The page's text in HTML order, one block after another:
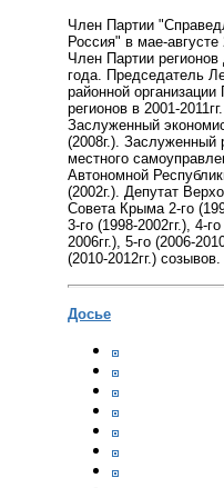
Член Партии
Россия" в мае-августе
Член Партии регионов
года. Председатель
районной организации
регионов в 2001-2011гг.
Заслуженный
(2008г.). Заслуженный
местного
Автономной
(2002г.). Депутат
Совета Крыма 2-го
3-го (1998-2002гг.), 4-
2006гг.), 5-го (2006-
(2010-2012гг.) созывов.
Досье